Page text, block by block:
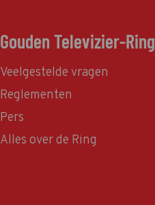
Gouden Televizier-Ring
Veelgestelde vragen
Reglementen
Pers
Alles over de Ring